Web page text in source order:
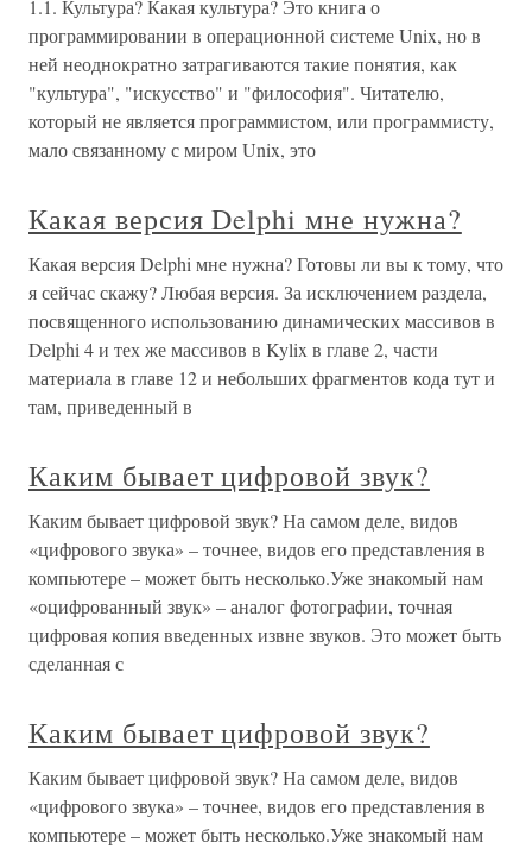
1.1. Культура? Какая культура? Это книга о
программировании в операционной системе Unix, но в
ней неоднократно затрагиваются такие понятия, как
"культура", "искусство" и "философия". Читателю,
который не является программистом, или программисту,
мало связанному с миром Unix, это
Какая версия Delphi мне нужна?
Какая версия Delphi мне нужна? Готовы ли вы к тому, что
я сейчас скажу? Любая версия. За исключением раздела,
посвященного использованию динамических массивов в
Delphi 4 и тех же массивов в Kylix в главе 2, части
материала в главе 12 и небольших фрагментов кода тут и
там, приведенный в
Каким бывает цифровой звук?
Каким бывает цифровой звук? На самом деле, видов
«цифрового звука» – точнее, видов его представления в
компьютере – может быть несколько.Уже знакомый нам
«оцифрованный звук» – аналог фотографии, точная
цифровая копия введенных извне звуков. Это может быть
сделанная с
Каким бывает цифровой звук?
Каким бывает цифровой звук? На самом деле, видов
«цифрового звука» – точнее, видов его представления в
компьютере – может быть несколько.Уже знакомый нам